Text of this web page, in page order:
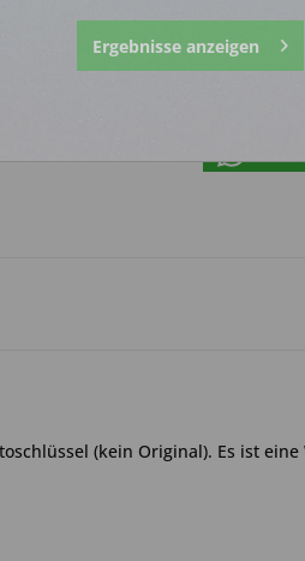
Über
(kein Original). Es ist
Ergebnisse anzeigen